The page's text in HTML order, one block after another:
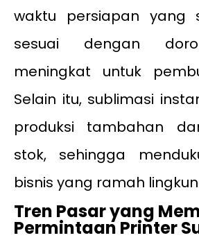
waktu persiapan yang
sesuai dengan
meningkat untuk
Selain itu, sublimasi
produksi tambahan
stok, sehingga
bisnis yang ramah
Tren Pasar yang
Permintaan Printer